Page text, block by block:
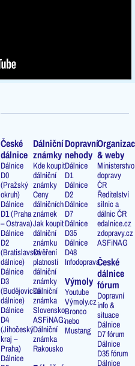
České
dálnice
Dálnice
D0
(Pražský
okruh)
Dálnice
D1 (Praha
– Ostrava)
Dálnice
D2
(Bratislavská
dálnice)
Dálnice
D3
(Budějovická
dálnice)
Dálnice
D4
(Jihočeský
kraj –
Praha)
Dálnice
Dálniční
známky
Kde koupit
dálniční
známky
Ceny
dálničních
známek
Jak koupit
dálniční
známku
Ověření
platnosti
dálniční
známky
Dálniční
známka
Slovensko
ASFiNAG:
Dálniční
známka
Rakousko
Dopravní
nehody
Dálnice
D1
Dálnice
D2
Dálnice
D7
Dálnice
D35
Dálnice
D48
Infodoprava
Výmoly
Youtube
Výmoly.cz
Bronco
nebo
Mustang
& weby
Ministerstvo
dopravy
ČR
Ředitelství
silnic a
dálnic ČR
edalnice.cz
zdopravy.cz
ASFiNAG
České
dálnice
fórum
Dopravní
info &
situace
Dálnice
D7 fórum
Dálnice
D35 fórum
Dálnice